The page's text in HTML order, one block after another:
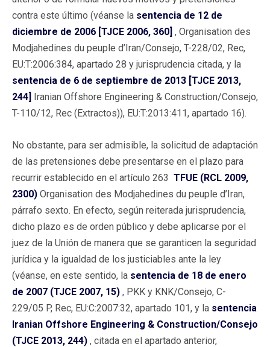
contra este último (véanse la sentencia de 12 de
diciembre de 2006 [TJCE 2006, 360] , Organisation des
Modjahedines du peuple d’Iran/Consejo, T-228/02, Rec,
EU:T:2006:384, apartado 28 y jurisprudencia citada, y la
sentencia de 6 de septiembre de 2013 [TJCE 2013,
244] Iranian Offshore Engineering & Construction/Consejo,
T-110/12, Rec (Extractos)), EU:T:2013:411, apartado 16).
No obstante, para ser admisible, la solicitud de adaptación
de las pretensiones debe presentarse en el plazo para
recurrir establecido en el artículo 263 TFUE (RCL 2009,
2300) Organisation des Modjahedines du peuple d’Iran,
párrafo sexto. En efecto, según reiterada jurisprudencia,
dicho plazo es de orden público y debe aplicarse por el
juez de la Unión de manera que se garanticen la seguridad
jurídica y la igualdad de los justiciables ante la ley
(véanse, en este sentido, la sentencia de 18 de enero
de 2007 (TJCE 2007, 15) , PKK y KNK/Consejo, C-
229/05 P, Rec, EU:C:2007:32, apartado 101, y la sentencia
Iranian Offshore Engineering & Construction/Consejo
(TJCE 2013, 244) , citada en el apartado anterior,